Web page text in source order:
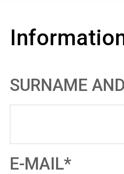
SURNAME
E-MAIL*